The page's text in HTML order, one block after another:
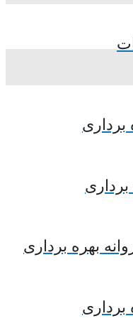
بهره برداری
برداری